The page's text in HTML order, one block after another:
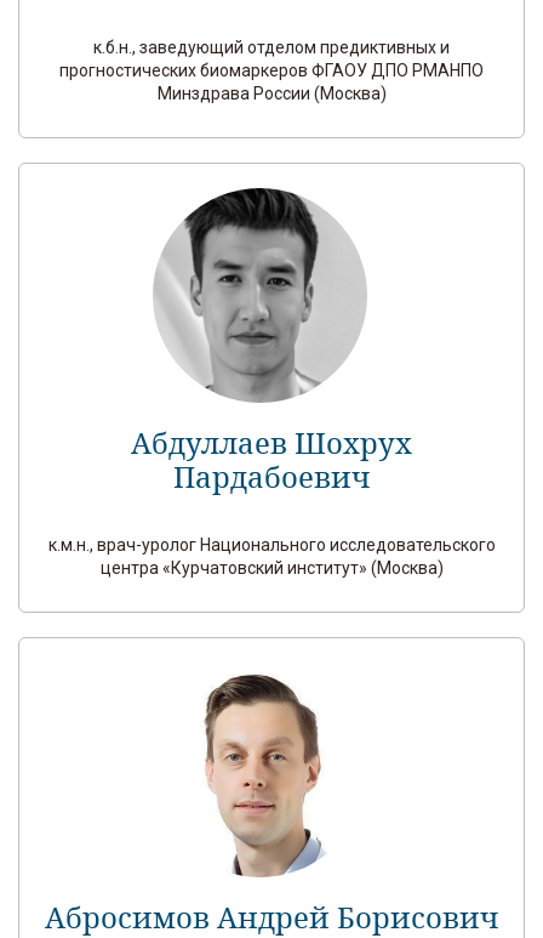
к.б.н., заведующий отделом предиктивных и
прогностических биомаркеров ФГАОУ ДПО РМАНПО
Минздрава России (Москва)
Абдуллаев Шохрух
Пардабоевич
к.м.н., врач-уролог Национального исследовательского
центра «Курчатовский институт» (Москва)
Абросимов Андрей Борисович